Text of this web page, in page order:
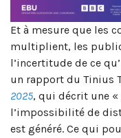
Et à mesure que les
multiplient, les
l’incertitude de ce
un rapport du Tinius
2025, qui décrit une «
l’impossibilité de
est généré. Ce qui